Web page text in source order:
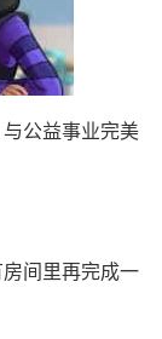
公益事业完美
间里再完成一